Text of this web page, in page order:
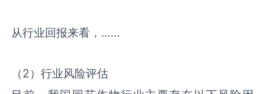
从行业回报来看，……
（2）行业风险评估